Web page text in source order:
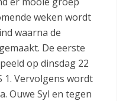
weken wordt
waarna de
De eerste
op dinsdag 22
1. Vervolgens wordt
Ouwe Syl en tegen